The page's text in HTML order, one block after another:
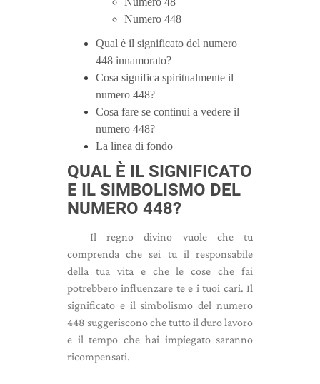
Numero 448
Qual è il significato del numero
448 innamorato?
Cosa significa spiritualmente il
numero 448?
Cosa fare se continui a vedere il
numero 448?
La linea di fondo
QUAL È IL SIGNIFICATO
E IL SIMBOLISMO DEL
NUMERO 448?
Il regno divino vuole che tu
comprenda che sei tu il responsabile
della tua vita e che le cose che fai
potrebbero influenzare te e i tuoi cari. Il
significato e il simbolismo del numero
448 suggeriscono che tutto il duro lavoro
e il tempo che hai impiegato saranno
ricompensati.